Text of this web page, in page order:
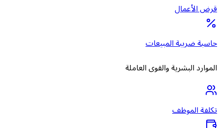
قرض الأعمال
حاسبة ضريبة المبيعات
الموارد البشرية والقوى العاملة
تكلفة الموظف